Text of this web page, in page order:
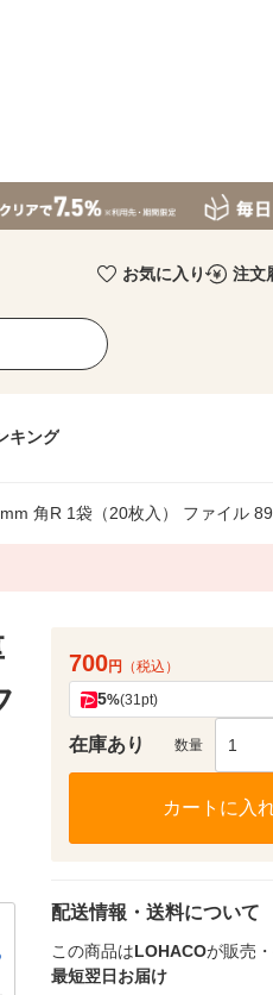
お気に入り 注文
キング
角R 1袋（20枚入） ファイル
700円 （税込）
5%(31pt)
在庫あり 数量 1
カートに入
配送情報・送料について
この商品はLOHACOが販売
最短翌日お届け